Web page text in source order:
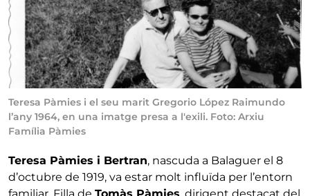
Teresa Pàmies i el seu marit Gregorio López Raimundo
l’any 1964, en una imatge presa a l'exili. Foto: Arxiu
Família Pàmies
Teresa Pàmies i Bertran, nascuda a Balaguer el 8
d’octubre de 1919, va estar molt influïda per l’entorn